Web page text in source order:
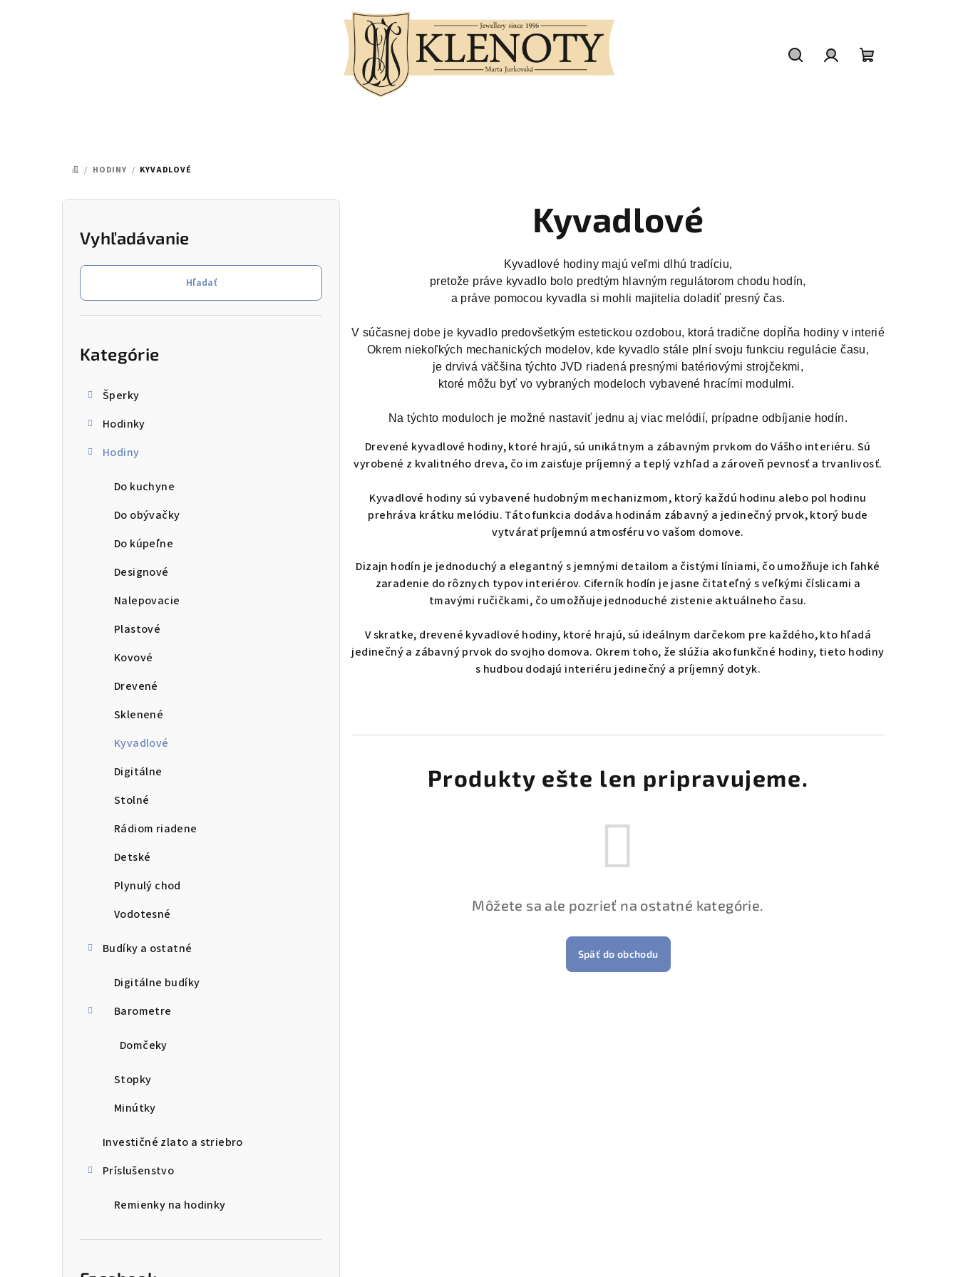
DOMOV
/ HODINY / KYVADLOVÉ
Vyhľadávanie
Hľadať
Kategórie
Šperky
Hodinky
Hodiny
Do kuchyne
Do obývačky
Do kúpeľne
Designové
Nalepovacie
Plastové
Kovové
Drevené
Sklenené
Kyvadlové
Digitálne
Stolné
Rádiom riadene
Detské
Plynulý chod
Vodotesné
Budíky a ostatné
Digitálne budíky
Barometre
Domčeky
Stopky
Minútky
Investičné zlato a striebro
Príslušenstvo
Remienky na hodinky
Kyvadlové
Kyvadlové hodiny majú veľmi dlhú tradíciu,
pretože práve kyvadlo bolo predtým hlavným regulátorom chodu hodín,
a práve pomocou kyvadla si mohli majitelia doladiť presný čas.
V súčasnej dobe je kyvadlo predovšetkým estetickou ozdobou, ktorá tradične dopĺňa hodiny v interiéri.
Okrem niekoľkých mechanických modelov, kde kyvadlo stále plní svoju funkciu regulácie času,
je drvivá väčšina týchto JVD riadená presnými batériovými strojčekmi,
ktoré môžu byť vo vybraných modeloch vybavené hracími modulmi.
Na týchto moduloch je možné nastaviť jednu aj viac melódií, prípadne odbíjanie hodín.
Drevené kyvadlové hodiny, ktoré hrajú, sú unikátnym a zábavným prvkom do Vášho interiéru. Sú
vyrobené z kvalitného dreva, čo im zaisťuje príjemný a teplý vzhľad a zároveň pevnosť a trvanlivosť.
Kyvadlové hodiny sú vybavené hudobným mechanizmom, ktorý každú hodinu alebo pol hodinu
prehráva krátku melódiu. Táto funkcia dodáva hodinám zábavný a jedinečný prvok, ktorý bude
vytvárať príjemnú atmosféru vo vašom domove.
Dizajn hodín je jednoduchý a elegantný s jemnými detailom a čistými líniami, čo umožňuje ich ľahké
zaradenie do rôznych typov interiérov. Ciferník hodín je jasne čitateľný s veľkými číslicami a
tmavými ručičkami, čo umožňuje jednoduché zistenie aktuálneho času.
V skratke, drevené kyvadlové hodiny, ktoré hrajú, sú ideálnym darčekom pre každého, kto hľadá
jedinečný a zábavný prvok do svojho domova. Okrem toho, že slúžia ako funkčné hodiny, tieto hodiny
s hudbou dodajú interiéru jedinečný a príjemný dotyk.
Produkty ešte len pripravujeme.
Môžete sa ale pozrieť na ostatné kategórie.
Späť do obchodu